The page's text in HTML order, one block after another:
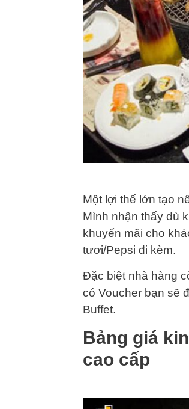
Một lợi thế lớn tạo
Mình nhận thấy dù
khuyến mãi cho
tươi/Pepsi đi kèm.
Đặc biệt nhà hàng
có Voucher bạn sẽ
Buffet.
Bảng giá
cao cấp